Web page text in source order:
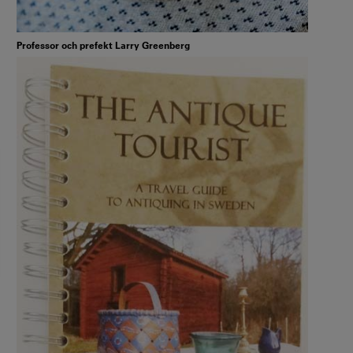
Professor och prefekt Larry Greenberg